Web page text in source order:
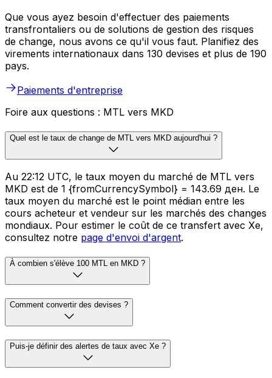
Que vous ayez besoin d'effectuer des paiements
transfrontaliers ou de solutions de gestion des risques
de change, nous avons ce qu'il vous faut. Planifiez des
virements internationaux dans 130 devises et plus de 190
pays.
Paiements d'entreprise
Foire aux questions : MTL vers MKD
Quel est le taux de change de MTL vers MKD aujourd'hui ?
Au 22:12 UTC, le taux moyen du marché de MTL vers
MKD est de 1 {fromCurrencySymbol} = 143.69 ден. Le
taux moyen du marché est le point médian entre les
cours acheteur et vendeur sur les marchés des changes
mondiaux. Pour estimer le coût de ce transfert avec Xe,
consultez notre page d'envoi d'argent.
À combien s'élève 100 MTL en MKD ?
Comment convertir des devises ?
Puis-je définir des alertes de taux avec Xe ?